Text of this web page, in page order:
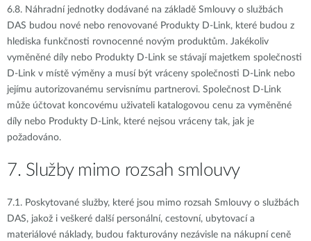
6.8. Náhradní jednotky dodávané na základě Smlouvy o službách
DAS budou nové nebo renovované Produkty D-Link, které budou z
hlediska funkčnosti rovnocenné novým produktům. Jakékoliv
vyměněné díly nebo Produkty D-Link se stávají majetkem společnosti
D-Link v místě výměny a musí být vráceny společnosti D-Link nebo
jejímu autorizovanému servisnímu partnerovi. Společnost D-Link
může účtovat koncovému uživateli katalogovou cenu za vyměněné
díly nebo Produkty D-Link, které nejsou vráceny tak, jak je
požadováno.
7. Služby mimo rozsah smlouvy
7.1. Poskytované služby, které jsou mimo rozsah Smlouvy o službách
DAS, jakož i veškeré další personální, cestovní, ubytovací a
materiálové náklady, budou fakturovány nezávisle na nákupní ceně